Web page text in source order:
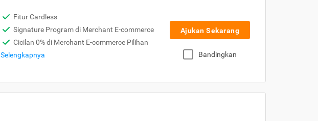
Fitur Cardless
Signature Program di Merchant E-commerce
Cicilan 0% di Merchant E-commerce Pilihan
Selengkapnya
Ajukan Sekarang
Bandingkan